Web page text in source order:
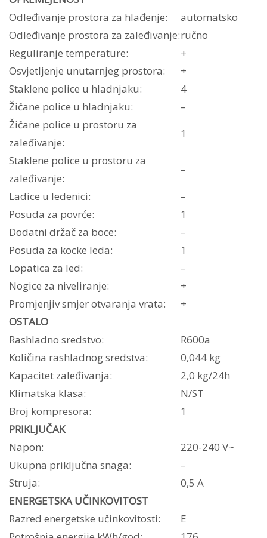
Odleđivanje prostora za hlađenje:
automatsko
Odleđivanje prostora za zaleđivanje:ručno
Reguliranje temperature:
+
Osvjetljenje unutarnjeg prostora:
+
Staklene police u hladnjaku:
4
Žičane police u hladnjaku:
–
Žičane police u prostoru za
zaleđivanje:
1
Staklene police u prostoru za
zaleđivanje:
–
Ladice u ledenici:
–
Posuda za povrće:
1
Dodatni držač za boce:
–
Posuda za kocke leda:
1
Lopatica za led:
–
Nogice za niveliranje:
+
Promjenjiv smjer otvaranja vrata:
+
OSTALO
Rashladno sredstvo:
R600a
Količina rashladnog sredstva:
0,044 kg
Kapacitet zaleđivanja:
2,0 kg/24h
Klimatska klasa:
N/ST
Broj kompresora:
1
PRIKLJUČAK
Napon:
220-240 V~
Ukupna priključna snaga:
–
Struja:
0,5 A
ENERGETSKA UČINKOVITOST
Razred energetske učinkovitosti:
E